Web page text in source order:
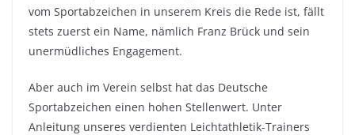
vom Sportabzeichen in unserem Kreis die Rede ist, fällt
stets zuerst ein Name, nämlich Franz Brück und sein
unermüdliches Engagement.
Aber auch im Verein selbst hat das Deutsche
Sportabzeichen einen hohen Stellenwert. Unter
Anleitung unseres verdienten Leichtathletik-Trainers